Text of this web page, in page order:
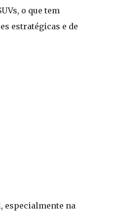
o que tem
estratégicas e de
especialmente na